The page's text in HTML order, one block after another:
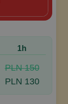
1h
150 PLN
130 PLN